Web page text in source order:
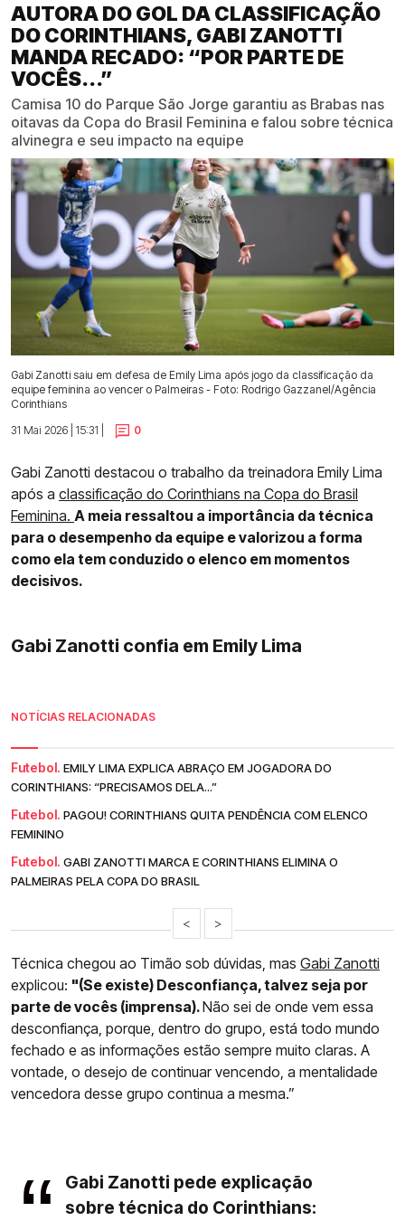
AUTORA DO GOL DA CLASSIFICAÇÃO
DO CORINTHIANS, GABI ZANOTTI
MANDA RECADO: “POR PARTE DE
VOCÊS...”
Camisa 10 do Parque São Jorge garantiu as Brabas nas
oitavas da Copa do Brasil Feminina e falou sobre técnica
alvinegra e seu impacto na equipe
Gabi Zanotti saiu em defesa de Emily Lima após jogo da classificação da
equipe feminina ao vencer o Palmeiras - Foto: Rodrigo Gazzanel/Agência
Corinthians
31 Mai 2026 | 15:31 |
0
Gabi Zanotti destacou o trabalho da treinadora Emily Lima
após a classificação do Corinthians na Copa do Brasil
Feminina. A meia ressaltou a importância da técnica
para o desempenho da equipe e valorizou a forma
como ela tem conduzido o elenco em momentos
decisivos.
Gabi Zanotti confia em Emily Lima
NOTÍCIAS RELACIONADAS
Futebol. EMILY LIMA EXPLICA ABRAÇO EM JOGADORA DO
CORINTHIANS: “PRECISAMOS DELA...”
Futebol. PAGOU! CORINTHIANS QUITA PENDÊNCIA COM ELENCO
FEMININO
Futebol. GABI ZANOTTI MARCA E CORINTHIANS ELIMINA O
PALMEIRAS PELA COPA DO BRASIL
< >
Técnica chegou ao Timão sob dúvidas, mas Gabi Zanotti
explicou: "(Se existe) Desconfiança, talvez seja por
parte de vocês (imprensa).Não sei de onde vem essa
desconfiança, porque, dentro do grupo, está todo mundo
fechado e as informações estão sempre muito claras. A
vontade, o desejo de continuar vencendo, a mentalidade
vencedora desse grupo continua a mesma.”
Gabi Zanotti pede explicação
sobre técnica do Corinthians: